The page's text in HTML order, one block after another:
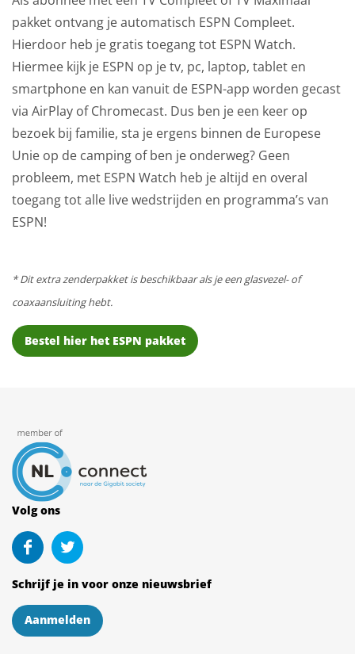
pakket ontvang je automatisch ESPN Compleet.
Hierdoor heb je gratis toegang tot ESPN Watch.
Hiermee kijk je ESPN op je tv, pc, laptop, tablet en
smartphone en kan vanuit de ESPN-app worden gecast
via AirPlay of Chromecast. Dus ben je een keer op
bezoek bij familie, sta je ergens binnen de Europese
Unie op de camping of ben je onderweg? Geen
probleem, met ESPN Watch heb je altijd en overal
toegang tot alle live wedstrijden en programma’s van
ESPN!
* Dit extra zenderpakket is beschikbaar als je een glasvezel- of
coaxaansluiting hebt.
Bestel hier het ESPN pakket
Volg ons
Schrijf je in voor onze nieuwsbrief
Aanmelden